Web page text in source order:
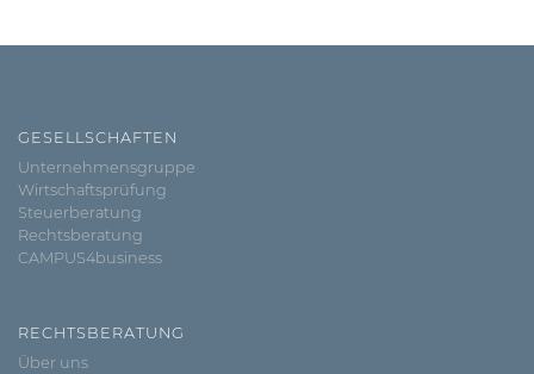
GESELLSCHAFTEN
Unternehmensgruppe
Wirtschaftsprüfung
Steuerberatung
Rechtsberatung
CAMPUS4business
RECHTSBERATUNG
Über uns